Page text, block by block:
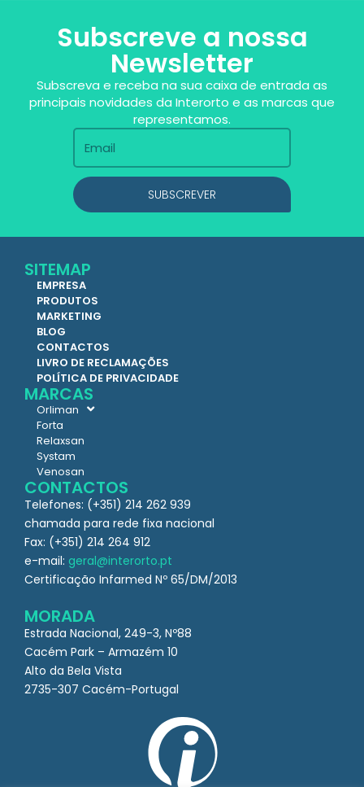
Subscreve a nossa
Newsletter
Subscreva e receba na sua caixa de entrada as
principais novidades da Interorto e as marcas que
representamos.
SUBSCREVER
SITEMAP
EMPRESA
PRODUTOS
MARKETING
BLOG
CONTACTOS
LIVRO DE RECLAMAÇÕES
POLÍTICA DE PRIVACIDADE
MARCAS
Orliman
Forta
Relaxsan
Systam
Venosan
CONTACTOS
Telefones: (+351) 214 262 939
chamada para rede fixa nacional
Fax: (+351) 214 264 912
e-mail: geral@interorto.pt
Certificação Infarmed Nº 65/DM/2013
MORADA
Estrada Nacional, 249-3, Nº88
Cacém Park – Armazém 10
Alto da Bela Vista
2735-307 Cacém-Portugal